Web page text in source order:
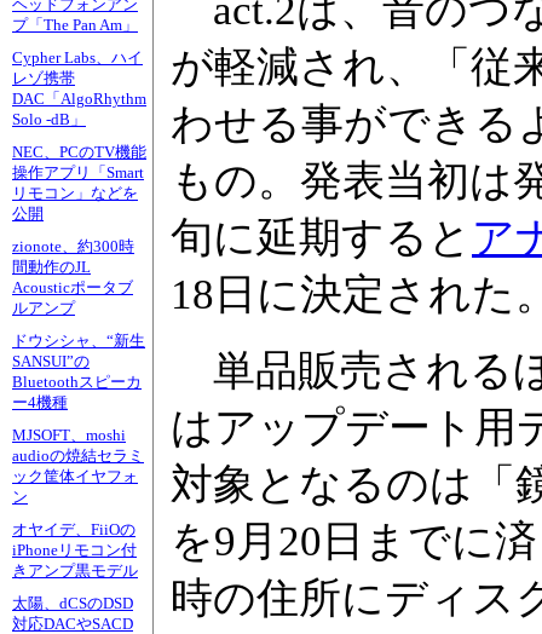
ヘッドフォンアン
プ「The Pan Am」
Cypher Labs、ハイ
レゾ携帯
DAC「AlgoRhythm
Solo -dB」
NEC、PCのTV機能
操作アプリ「Smart
リモコン」などを
公開
zionote、約300時
間動作のJL
Acousticポータブ
ルアンプ
ドウシシャ、“新生
SANSUI”の
Bluetoothスピーカ
ー4機種
MJSOFT、moshi
audioの焼結セラミ
ック筐体イヤフォ
ン
オヤイデ、FiiOの
iPhoneリモコン付
きアンプ黒モデル
太陽、dCSのDSD
対応DACやSACD
act.2は、音のつ
が軽減され、「従
わせる事ができる
もの。発表当初は
旬に延期すると ア
18日に決定された
単品販売される
はアップデート用
対象となるのは「
を9月20日までに
時の住所にディス